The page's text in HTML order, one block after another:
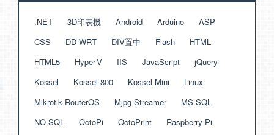
.NET 3D印表機 Android Arduino
ASP
CSS
DD-WRT DIV置中 Flash
HTML
HTML5
Hyper-V IIS JavaScript
jQuery
Kossel
Kossel 800 Kossel Mini
Linux
Mikrotik RouterOS
Mjpg-Streamer
MS-SQL
NO-SQL
OctoPi OctoPrint
Raspberry Pi